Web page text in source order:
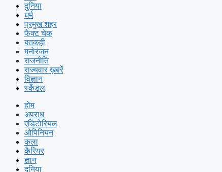
दुनिया
धर्म
प्रमुख शहर
फैक्ट चेक
बतकही
मनोरंजन
राजनीति
राज्यवार ख़बरें
विज्ञान
स्कैंडल
होम
अपराध
एडिटोरियल
ओपिनियन
कला
कैरियर
ज्ञान
दुनिया